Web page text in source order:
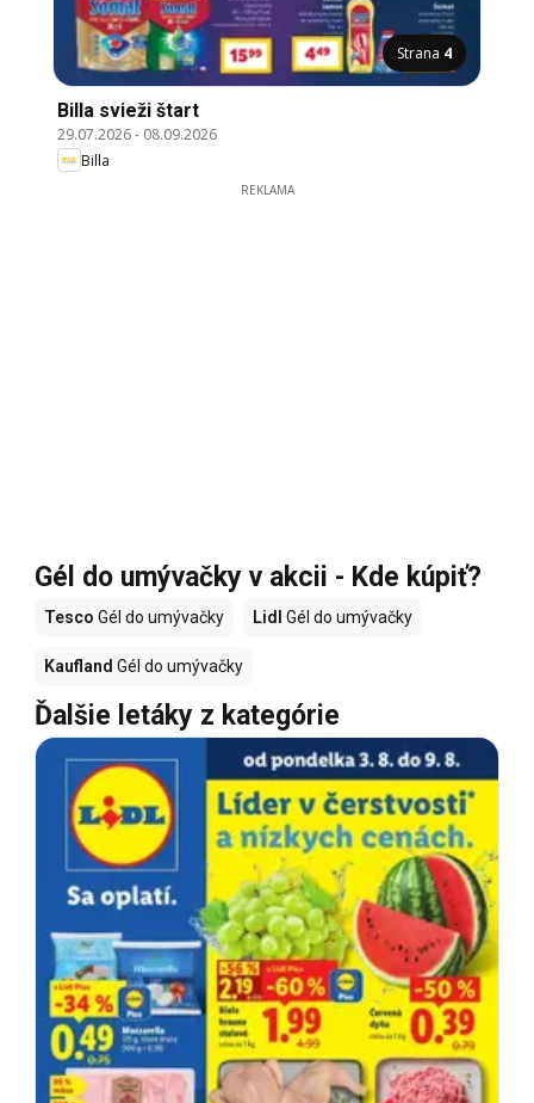
Strana 4
Billa svieži štart
29.07.2026- 08.09.2026
Billa
REKLAMA
Gél do umývačky v akcii - Kde kúpiť?
Tesco Gél do umývačky Lidl Gél do umývačky
Kaufland Gél do umývačky
Ďalšie letáky z kategórie